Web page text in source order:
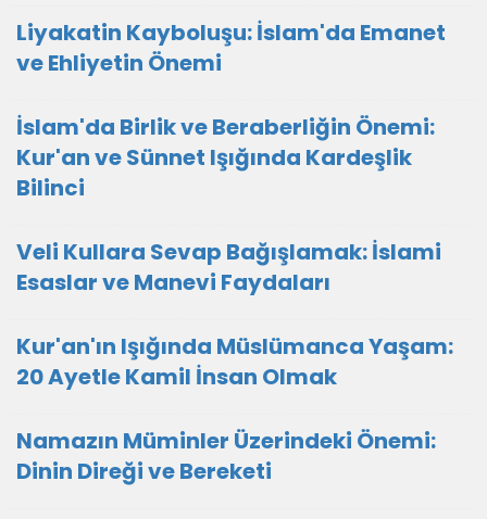
Liyakatin Kayboluşu: İslam'da Emanet
ve Ehliyetin Önemi
İslam'da Birlik ve Beraberliğin Önemi:
Kur'an ve Sünnet Işığında Kardeşlik
Bilinci
Veli Kullara Sevap Bağışlamak: İslami
Esaslar ve Manevi Faydaları
Kur'an'ın Işığında Müslümanca Yaşam:
20 Ayetle Kamil İnsan Olmak
Namazın Müminler Üzerindeki Önemi:
Dinin Direği ve Bereketi